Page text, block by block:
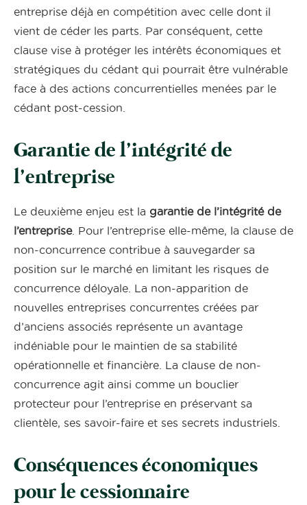
entreprise déjà en compétition avec celle dont il
vient de céder les parts. Par conséquent, cette
clause vise à protéger les intérêts économiques et
stratégiques du cédant qui pourrait être vulnérable
face à des actions concurrentielles menées par le
cédant post-cession.
Garantie de l’intégrité de
l’entreprise
Le deuxième enjeu est la garantie de l’intégrité de
l’entreprise. Pour l’entreprise elle-même, la clause de
non-concurrence contribue à sauvegarder sa
position sur le marché en limitant les risques de
concurrence déloyale. La non-apparition de
nouvelles entreprises concurrentes créées par
d’anciens associés représente un avantage
indéniable pour le maintien de sa stabilité
opérationnelle et financière. La clause de non-
concurrence agit ainsi comme un bouclier
protecteur pour l’entreprise en préservant sa
clientèle, ses savoir-faire et ses secrets industriels.
Conséquences économiques
pour le cessionnaire